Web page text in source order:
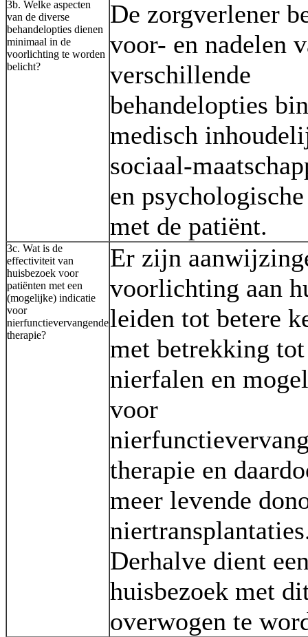
3b. Welke aspecten
van de diverse
behandelopties dienen
minimaal in de
voorlichting te worden
belicht?
De zorgverlener
voor- en nadelen
verschillende
behandelopties
medisch
sociaal-
en
met de patiënt.
3c. Wat is de
effectiviteit van
huisbezoek voor
patiënten met een
(mogelijke) indicatie
voor
nierfunctievervangende
therapie?
Er zijn
voorlichting aan
leiden tot betere
met betrekking tot
nierfalen en
voor
therapie en
meer levende
Derhalve dient
huisbezoek met
overwogen te